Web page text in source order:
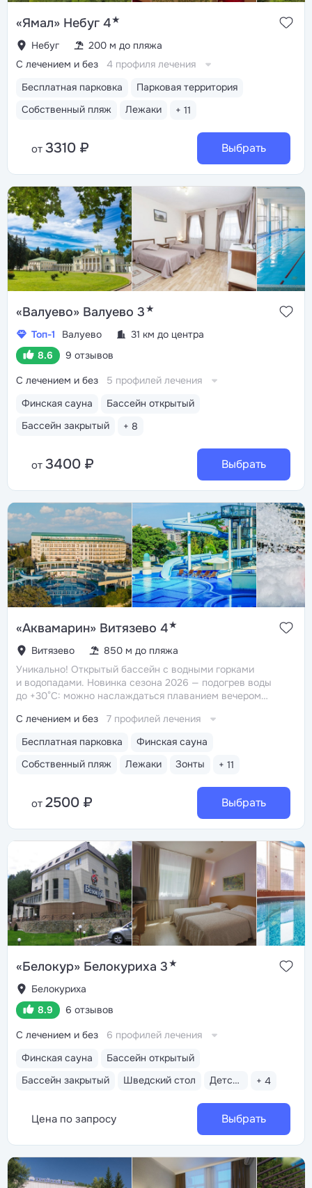
«Ямал» Небуг 4★
Небуг 200 м до пляжа
Бесплатная парковка
Парковая территория
Собственный пляж
Лежаки + 11
С лечением и без 4 профиля лечения
от 3310 ₽ Выбрать
«Валуево» Валуево 3★
Топ-1 Валуево
31 км до центра
8.6
9 отзывов
Финская сауна
Бассейн открытый
Бассейн закрытый
+ 8
С лечением и без 5 профилей лечения
от 3400 ₽ Выбрать
«Аквамарин» Витязево 4★
Витязево
850 м до пляжа
Уникально! Открытый бассейн с водными горками
и водопадами. Новинка сезона 2026 — подогрев воды
до +30°C: можно наслаждаться плаванием вечером
небом — атмосферное место, где проводятся концерты,
театральные выступления и дискотеки
песчаный пляж с летним кафе, игровыми площадками,
комфортными лежаками, навесами, кабинками
210 кв. м. с безопасной зоной для детей и зоной отдыха
с шезлонгами. Проводится аквааэробика и лечебное
Бесплатная парковка
Финская сауна
Собственный пляж
Лежаки Зонты + 11
С лечением и без 7 профилей лечения
от 2500 ₽ Выбрать
«Белокур» Белокуриха 3★
Белокуриха
8.9
6 отзывов
Финская сауна
Бассейн открытый
Бассейн закрытый
Шведский стол Детская комната + 4
С лечением и без 6 профилей лечения
Цена по запросу Выбрать